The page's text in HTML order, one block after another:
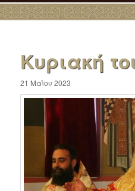
Κυριακή
21 Μαΐου 2023